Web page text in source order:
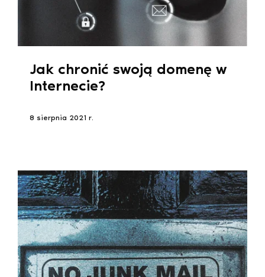
Jak chronić swoją domenę w
Internecie?
8 sierpnia 2021 r.